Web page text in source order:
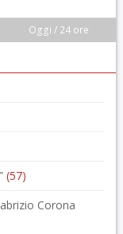
Oggi / 24 ore
(57)
Corona